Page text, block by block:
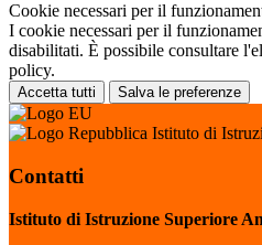
Cookie necessari per il
I cookie necessari per il
disabilitati. È possibile consultare
policy.
Accetta tutti Salva le preferenze
Istituto di
Contatti
Istituto di Istruzione Superiore